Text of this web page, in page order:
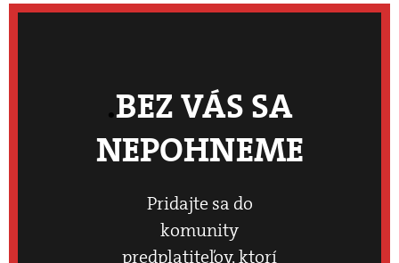
BEZ VÁS SA
NEPOHNEME
Pridajte sa do
komunity
predplatiteľov, ktorí